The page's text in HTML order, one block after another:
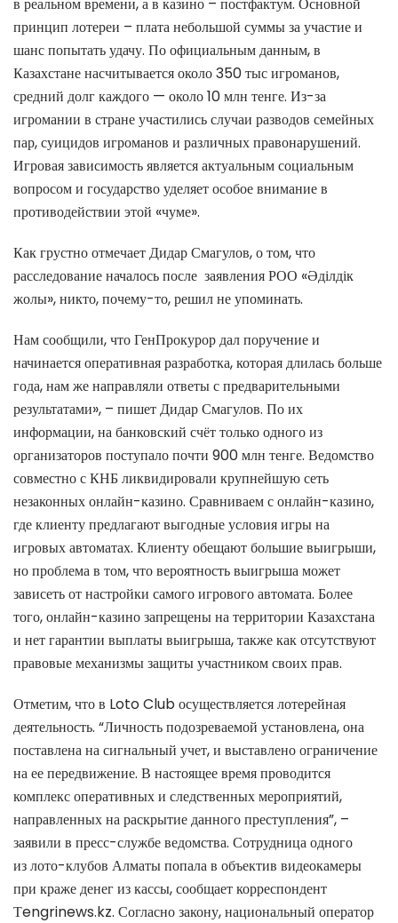
принцип лотереи – плата небольшой суммы за участие и
шанс попытать удачу. По официальным данным, в
Казахстане насчитывается около 350 тыс игроманов,
средний долг каждого — около 10 млн тенге. Из-за
игромании в стране участились случаи разводов семейных
пар, суицидов игроманов и различных правонарушений.
Игровая зависимость является актуальным социальным
вопросом и государство уделяет особое внимание в
противодействии этой «чуме».
Как грустно отмечает Дидар Смагулов, о том, что
расследование началось после заявления РОО «Әділдік
жолы», никто, почему-то, решил не упоминать.
Нам сообщили, что ГенПрокурор дал поручение и
начинается оперативная разработка, которая длилась больше
года, нам же направляли ответы с предварительными
результатами», – пишет Дидар Смагулов. По их
информации, на банковский счёт только одного из
организаторов поступало почти 900 млн тенге. Ведомство
совместно с КНБ ликвидировали крупнейшую сеть
незаконных онлайн-казино. Сравниваем с онлайн-казино,
где клиенту предлагают выгодные условия игры на
игровых автоматах. Клиенту обещают большие выигрыши,
но проблема в том, что вероятность выигрыша может
зависеть от настройки самого игрового автомата. Более
того, онлайн-казино запрещены на территории Казахстана
и нет гарантии выплаты выигрыша, также как отсутствуют
правовые механизмы защиты участником своих прав.
Отметим, что в Loto Club осуществляется лотерейная
деятельность. “Личность подозреваемой установлена, она
поставлена на сигнальный учет, и выставлено ограничение
на ее передвижение. В настоящее время проводится
комплекс оперативных и следственных мероприятий,
направленных на раскрытие данного преступления”, –
заявили в пресс-службе ведомства. Сотрудница одного
из лото-клубов Алматы попала в объектив видеокамеры
при краже денег из кассы, сообщает корреспондент
Тengrinews.kz. Согласно закону, национальный оператор